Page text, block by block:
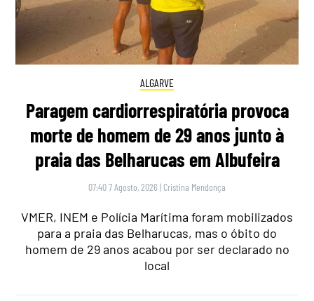
ALGARVE
Paragem cardiorrespiratória provoca
morte de homem de 29 anos junto à
praia das Belharucas em Albufeira
07:40 7 Agosto, 2026 | Cristina Mendonça
VMER, INEM e Polícia Marítima foram mobilizados
para a praia das Belharucas, mas o óbito do
homem de 29 anos acabou por ser declarado no
local